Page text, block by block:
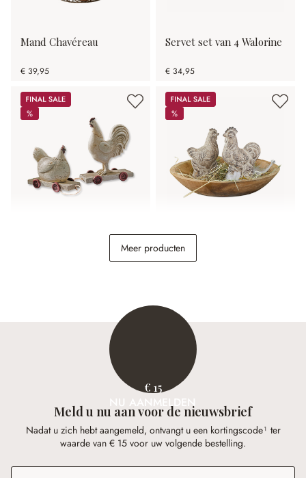
Mand Chavéreau
€ 39,95
Servet set van 4 Walorine
€ 34,95
Sale
%
%
Sale
%
%
Kip set van 2 Gesualdo
Meer producten
€ 15
NU AANMELDEN
Meld u nu aan voor de nieuwsbrief
Nadat u zich hebt aangemeld, ontvangt u een kortingscode¹ ter
waarde van € 15 voor uw volgende bestelling.
E-mailadres